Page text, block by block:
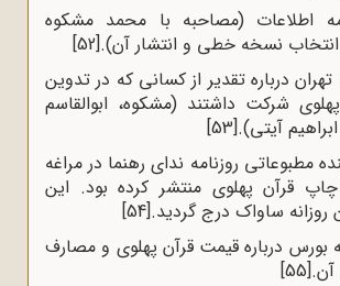
اطلاعات (مصاحبه با محمد مشکوه
انتخاب نسخه خطی و انتشار آن).[52]
درباره تقدیر از کسانی که در تدوین
شرکت داشتند (مشکوه، ابوالقاسم
آیتی).[53]
مطبوعاتی روزنامه ندای رهنما در مراغه
قرآن پهلوی منتشر کرده بود. این
روزانه ساواک درج گردید.[54]
بورس درباره قیمت قرآن پهلوی و مصارف
[55]